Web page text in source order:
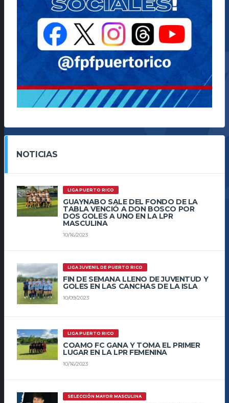
NOTICIAS
LIGA PUERTO RICO
GUAYNABO SALE DEL FONDO DE LA
TABLA VENCIÓ A DON BOSCO POR
DOS GOLES A UNO EN LA LPR
MASCULINA
10/16/2023
LIGA JUVENIL DE PUERTO RICO
FIN DE SEMANA LLENO DE JUVENTUD Y
GOLES EN LAS CANCHAS DE LA ISLA
10/09/2023
LIGA PUERTO RICO
COAMO FC GANA Y TOMA EL PRIMER
LUGAR EN LA LPR FEMENINA
10/16/2023
SELECCIÓN MAYOR MASCULINA